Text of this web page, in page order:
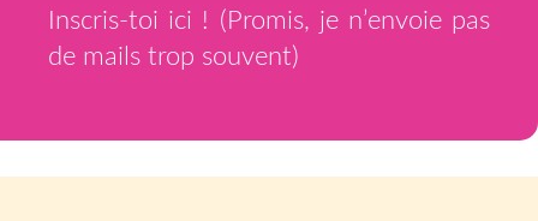
Inscris-toi ici ! (Promis, je n’envoie pas
de mails trop souvent)